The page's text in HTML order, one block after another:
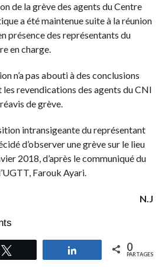
de la grève des agents du Centre
a été maintenue suite à la réunion
présence des représentants du
en charge.
n’a pas abouti à des conclusions
revendications des agents du CNI
de grève.
intransigeante du représentant
d’observer une grève sur le lieu
2018, d’après le communiqué du
Farouk Ayari.
N.J
Partagez 0
PARTAGES